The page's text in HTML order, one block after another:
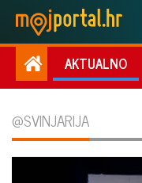
AKTUALNO
@SVINJARIJA